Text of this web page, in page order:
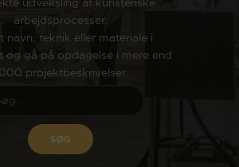
arbejdsprocesser.
navn, teknik eller materiale i
og gå på opdagelse i mere end
projektbeskrivelser.